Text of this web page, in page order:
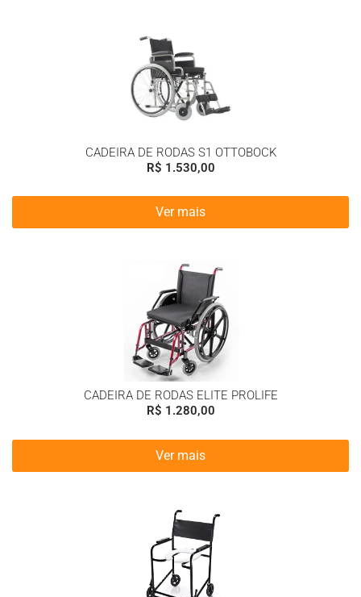
CADEIRA DE RODAS S1 OTTOBOCK
R$ 1.530,00
Ver mais
CADEIRA DE RODAS ELITE PROLIFE
R$ 1.280,00
Ver mais